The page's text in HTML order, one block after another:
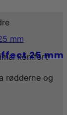
komfort
rødderne og
25 mm